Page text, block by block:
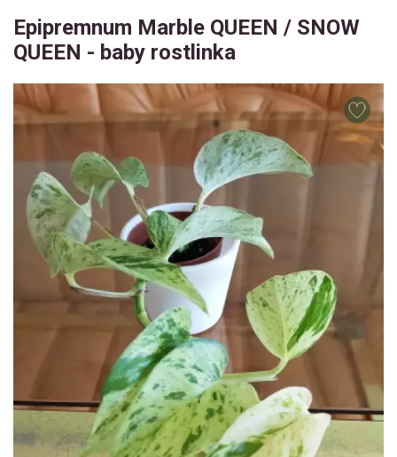
Epipremnum Marble QUEEN / SNOW
QUEEN - baby rostlinka